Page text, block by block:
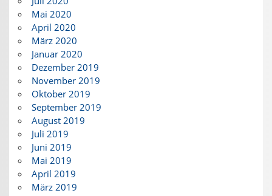
Mai 2020
April 2020
März 2020
Januar 2020
Dezember 2019
November 2019
Oktober 2019
September 2019
August 2019
Juli 2019
Juni 2019
Mai 2019
April 2019
März 2019